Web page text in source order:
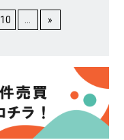
10 »